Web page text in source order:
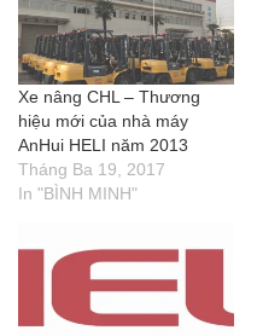
Xe nâng CHL – Thương
hiệu mới của nhà máy
AnHui HELI năm 2013
Tháng Ba 19, 2017
In "BÌNH MINH"